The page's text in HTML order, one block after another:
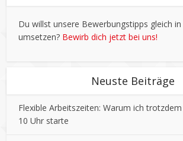
Du willst unsere Bewerbungstipps gleich
umsetzen? Bewirb dich jetzt bei uns!
Neuste Beiträge
Flexible Arbeitszeiten: Warum ich
10 Uhr starte